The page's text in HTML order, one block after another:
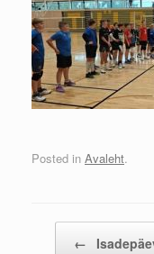
Posted in Avaleht.
←